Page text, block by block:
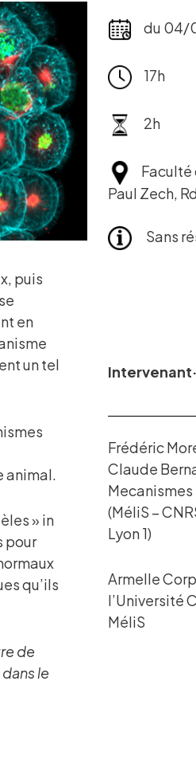
puis
en
un tel
animal.
» in
pour
qu’ils
de
le
du 04/
17h
2h
Faculté
Paul Zech,
Sans
Frédéric
Claude
(MéliS –
Lyon 1)
Armelle
l’Université
MéliS